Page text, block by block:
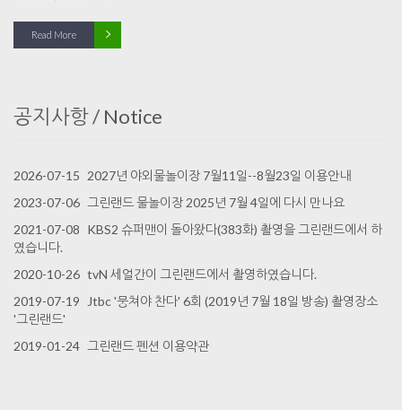
Read More
공지사항 / Notice
2026-07-15 2027년 야외물놀이장 7월11일--8월23일 이용안내
2023-07-06 그린랜드 물놀이장 2025년 7월 4일에 다시 만나요
2021-07-08 KBS2 슈퍼맨이 돌아왔다(383화) 촬영을 그린랜드에서 하
였습니다.
2020-10-26 tvN 세얼간이 그린랜드에서 촬영하였습니다.
2019-07-19
Jtbc '뭉쳐야 찬다' 6회 (2019년 7월 18일 방송) 촬영장소
'그린랜드'
2019-01-24 그린랜드 펜션 이용약관